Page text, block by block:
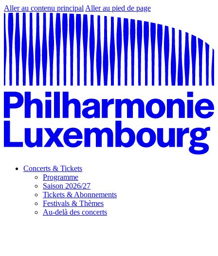
Aller au contenu principal Aller au pied de page
Concerts & Tickets
Programme
Saison 2026/27
Tickets & Abonnements
Festivals & Thèmes
Au-delà des concerts